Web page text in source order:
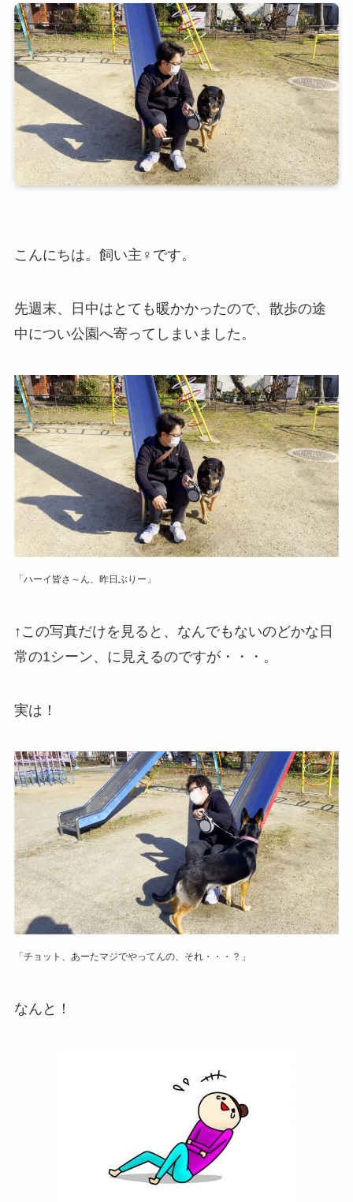
こんにちは。飼い主♀です。
先週末、日中はとても暖かかったので、散歩の途
中につい公園へ寄ってしまいました。
「ハーイ皆さ～ん、昨日ぶりー」
↑この写真だけを見ると、なんでもないのどかな日
常の1シーン、に見えるのですが・・・。
実は！
「チョット、あーたマジでやってんの、それ・・・？」
なんと！